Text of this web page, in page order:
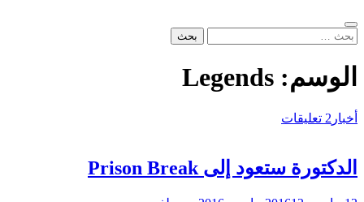
بحث
البحث
الوسم: Legends
أخبار 2 تعليقات
الدكتورة ستعود إلى Prison Break